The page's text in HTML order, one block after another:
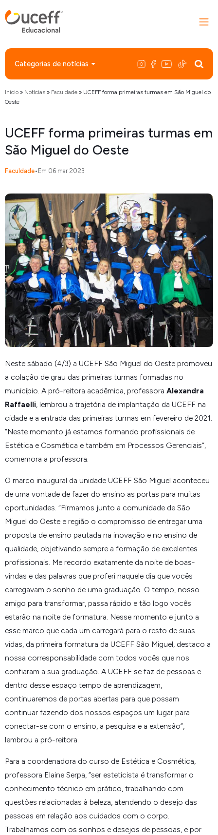
Categorias de notícias
Início» Notícias» Faculdade» UCEFF forma primeiras turmas em São Miguel do
Oeste
UCEFF forma primeiras turmas em
São Miguel do Oeste
Faculdade• Em 06 mar 2023
Neste sábado (4/3) a UCEFF São Miguel do Oeste promoveu
a colação de grau das primeiras turmas formadas no
município. A pró-reitora acadêmica, professora Alexandra
Raffaelli, lembrou a trajetória de implantação da UCEFF na
cidade e a entrada das primeiras turmas em fevereiro de 2021.
“Neste momento já estamos formando profissionais de
Estética e Cosmética e também em Processos Gerenciais”,
comemora a professora.
O marco inaugural da unidade UCEFF São Miguel aconteceu
de uma vontade de fazer do ensino as portas para muitas
oportunidades. “Firmamos junto a comunidade de São
Miguel do Oeste e região o compromisso de entregar uma
proposta de ensino pautada na inovação e no ensino de
qualidade, objetivando sempre a formação de excelentes
profissionais. Me recordo exatamente da noite de boas-
vindas e das palavras que proferi naquele dia que vocês
carregavam o sonho de uma graduação. O tempo, nosso
amigo para transformar, passa rápido e tão logo vocês
estarão na noite de formatura. Nesse momento e junto a
esse marco que cada um carregará para o resto de suas
vidas, da primeira formatura da UCEFF São Miguel, destaco a
nossa corresponsabilidade com todos vocês que nos
confiaram a sua graduação. A UCEFF se faz de pessoas e
dentro desse espaço tempo de aprendizagem,
continuaremos de portas abertas para que possam
continuar fazendo dos nossos espaços um lugar para
conectar-se com o ensino, a pesquisa e a extensão”,
lembrou a pró-reitora.
Para a coordenadora do curso de Estética e Cosmética,
professora Elaine Serpa, “ser esteticista é transformar o
conhecimento técnico em prático, trabalhando com
questões relacionadas à beleza, atendendo o desejo das
pessoas em relação aos cuidados com o corpo.
Trabalhamos com os sonhos e desejos de pessoas, e por